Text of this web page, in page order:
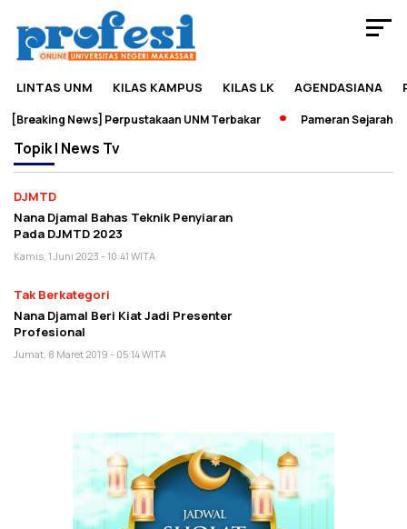
LINTAS UNM KILAS KAMPUS KILAS LK AGENDASIANA
[Breaking News] Perpustakaan UNM Terbakar Pameran Sejarah
TopikI News Tv
DJMTD
Nana Djamal Bahas Teknik Penyiaran
Pada DJMTD 2023
Kamis, 1 Juni 2023 - 10:41 WITA
Tak Berkategori
Nana Djamal Beri Kiat Jadi Presenter
Profesional
Jumat, 8 Maret 2019 - 05:14 WITA